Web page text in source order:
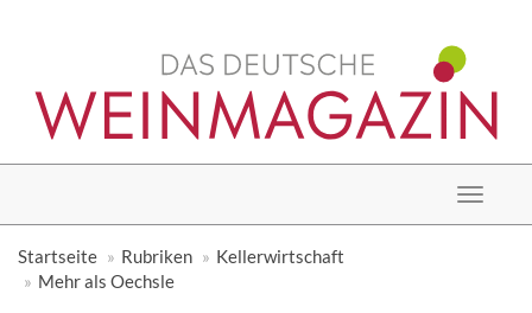
Toggle
Startseite
Rubriken
Kellerwirtschaft
Mehr als Oechsle